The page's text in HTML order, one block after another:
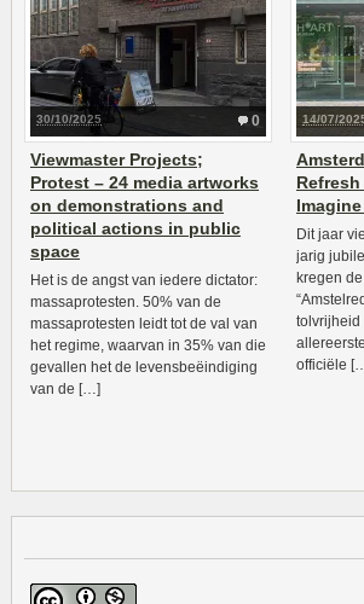
0
30/10/2025
Viewmaster Projects;
Protest – 24 media artworks
on demonstrations and
political actions in public
space
Het is de angst van iedere dictator:
massaprotesten. 50% van de
massaprotesten leidt tot de val van
het regime, waarvan in 35% van die
gevallen het de levensbeëindiging
van de […]
14/07/
Dit jaar
jarig
kregen
tolvrijheid
officiële